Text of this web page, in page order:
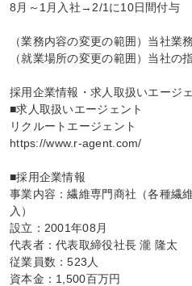
8月～1月入社→2/1に10日間付与
（業務内容の変更の範囲）当社業
（就業場所の変更の範囲）当社の
採用企業情報・求人取扱いエージ
■求人取扱いエージェント
リクルートエージェント
https://www.r-agent.com/
■採用企業情報
事業内容：繊維専門商社（各種繊
入）
設立：2001年08月
代表者：代表取締役社長 瀧 隆太
従業員数：523人
資本金：1,500百万円